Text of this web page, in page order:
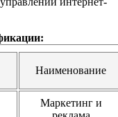
Наименование
Маркетинг и